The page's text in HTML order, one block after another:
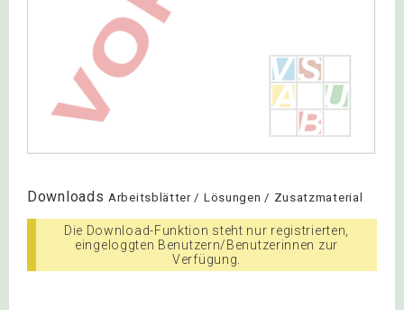
Downloads Arbeitsblätter / Lösungen / Zusatzmaterial
Die Download-Funktion steht nur registrierten,
eingeloggten Benutzern/Benutzerinnen zur
Verfügung.